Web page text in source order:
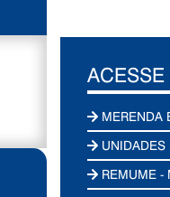
MERENDA
REMUME -